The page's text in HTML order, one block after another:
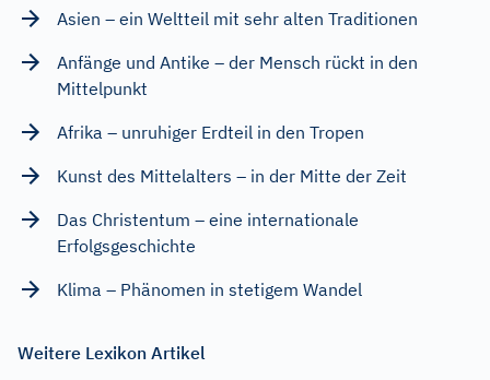
Asien – ein Weltteil mit sehr alten Traditionen
Anfänge und Antike – der Mensch rückt in den
Mittelpunkt
Afrika – unruhiger Erdteil in den Tropen
Kunst des Mittelalters – in der Mitte der Zeit
Das Christentum – eine internationale
Erfolgsgeschichte
Klima – Phänomen in stetigem Wandel
Weitere Lexikon Artikel